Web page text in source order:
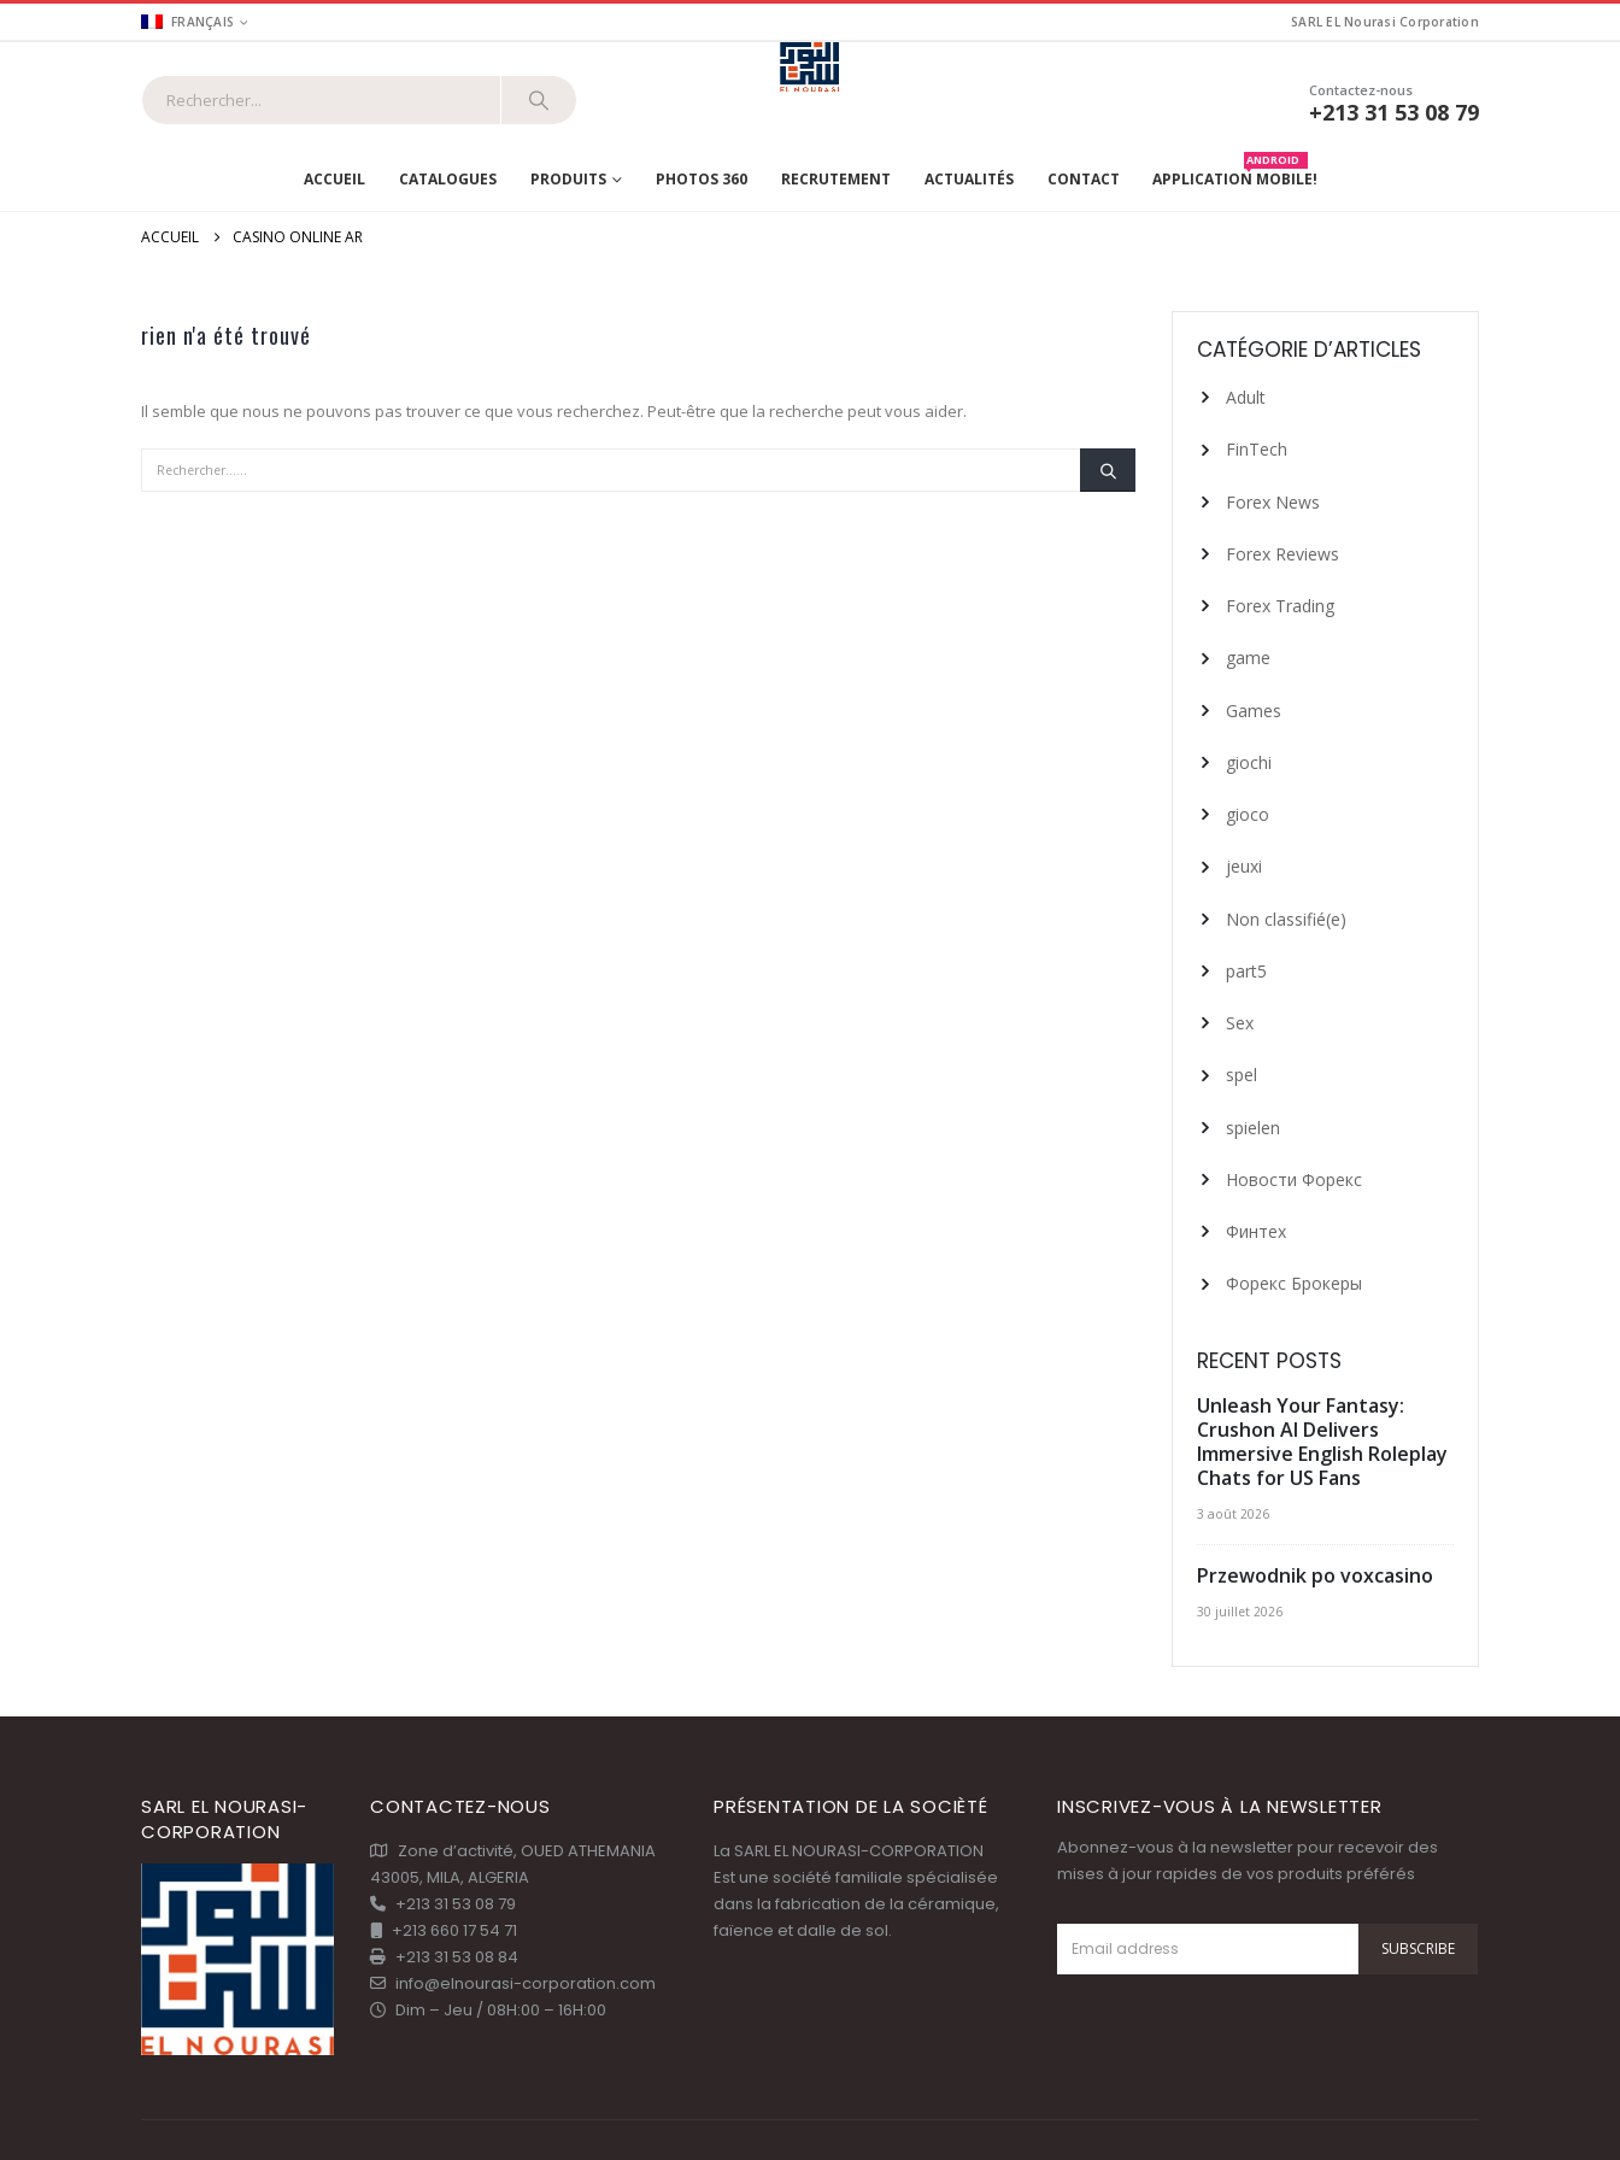
FRANÇAIS SARL EL Nourasi Corporation
Contactez-nous
+213 31 53 08 79
ACCUEIL CATALOGUES PRODUITS PHOTOS 360 RECRUTEMENT ACTUALITÉS CONTACT APPLICATION MOBILE!
ANDROID
ACCUEIL CASINO ONLINE AR
rien n'a été trouvé
Il semble que nous ne pouvons pas trouver ce que vous recherchez. Peut-être que la recherche peut vous aider.
CATÉGORIE D’ARTICLES
Adult
FinTech
Forex News
Forex Reviews
Forex Trading
game
Games
giochi
gioco
jeuxi
Non classifié(e)
part5
Sex
spel
spielen
Новости Форекс
Финтех
Форекс Брокеры
RECENT POSTS
Unleash Your Fantasy:
Crushon AI Delivers
Immersive English Roleplay
Chats for US Fans
3 août 2026
Przewodnik po voxcasino
30 juillet 2026
SARL EL NOURASI-
CORPORATION
CONTACTEZ-NOUS
Zone d’activité, OUED ATHEMANIA
43005, MILA, ALGERIA
+213 31 53 08 79
+213 660 17 54 71
+213 31 53 08 84
info@elnourasi-corporation.com
Dim – Jeu / 08H:00 – 16H:00
PRÉSENTATION DE LA SOCIÈTÉ
La SARL EL NOURASI-CORPORATION
Est une société familiale spécialisée
dans la fabrication de la céramique,
faïence et dalle de sol.
INSCRIVEZ-VOUS À LA NEWSLETTER
Abonnez-vous à la newsletter pour recevoir des
mises à jour rapides de vos produits préférés